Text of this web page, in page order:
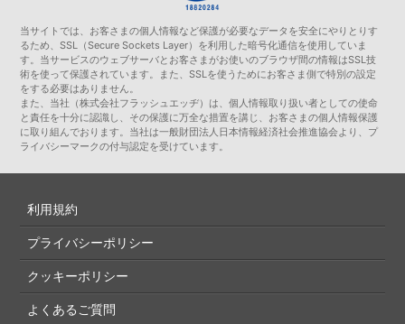
当サイトでは、お客さまの個人情報など保護が必要なデータを安全にやりとりす
るため、SSL（Secure Sockets Layer）を利用した暗号化通信を使用していま
す。当サービスのウェブサーバとお客さまがお使いのブラウザ間の情報はSSL技
術を使って保護されています。また、SSLを使うためにお客さま側で特別の設定
をする必要はありません。
また、当社（株式会社フラッシュエッヂ）は、個人情報取り扱い者としての使命
と責任を十分に認識し、その保護に万全な措置を講じ、お客さまの個人情報保護
に取り組んでおります。当社は一般財団法人日本情報経済社会推進協会より、プ
ライバシーマークの付与認定を受けています。
利用規約
プライバシーポリシー
クッキーポリシー
よくあるご質問